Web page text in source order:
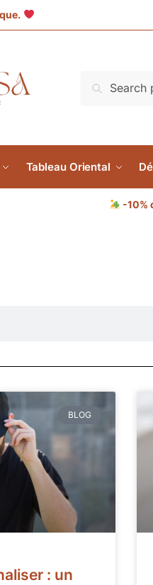
Search
Tableau Oriental
-10%
BLOG
: un